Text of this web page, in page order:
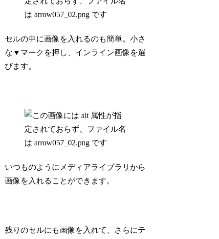
セルの中に画像を入れるのも簡単。小さ
な▼マークを押し、インライン画像を選
びます。
いつものようにメディアライブラリから
画像を入れることができます。
残りのセルにも画像を入れて、さらにテ